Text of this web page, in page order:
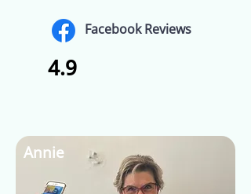
Facebook Reviews
4.9
Annie